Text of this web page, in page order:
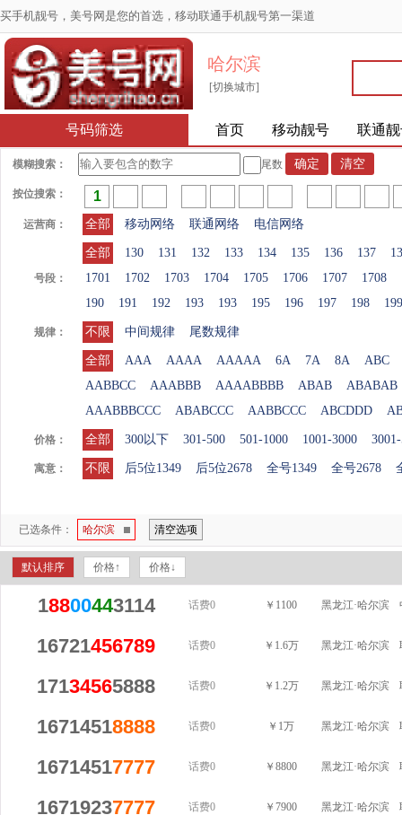
买手机靓号，美号网是您的首选，移动联通手机靓号第一渠道
哈尔滨
[切换城市]
号码筛选 首页 移动靓号 联通
模糊搜索： 尾数
按位搜索：
运营商： 全部 移动网络 联通网络 电信网络
号段：
全部 130 131 132 133 134 135 136 137
1701
1702 1703 1704 1705 1706 1707 1708
190
191 192 193 193 195 196 197 198 199
规律： 不限 中间规律 尾数规律
全部 AAA AAAA AAAAA 6A 7A 8A
ABC
AABBCC
AAABBB AAAABBBB ABAB
ABABAB
AAABBBCCC
ABABCCC AABBCCC ABCDDD
价格： 全部 300以下 301-500 501-1000 1001-3000
寓意： 不限 后5位1349 后5位2678 全号1349 全号2678
已选条件： 哈尔滨 清空选项
默认排序 价格↑ 价格↓
18800443114 话费0 ￥1100 黑龙江·哈尔滨
16721456789 话费0 ￥1.6万 黑龙江·哈尔滨
17134565888 话费0 ￥1.2万 黑龙江·哈尔滨
16714518888 话费0 ￥1万 黑龙江·哈尔滨
16714517777 话费0 ￥8800 黑龙江·哈尔滨
16719237777 话费0 ￥7900 黑龙江·哈尔滨